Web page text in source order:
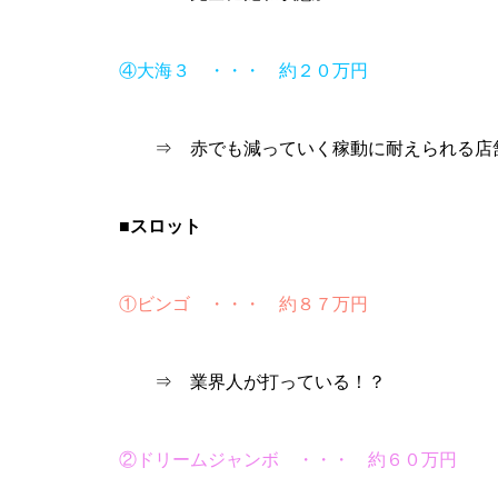
物件視察
④大海３ ・・・ 約２０万円
⇒ 赤でも減っていく稼動に耐えられる店
■スロット
①ビンゴ ・・・ 約８７万円
⇒ 業界人が打っている！？
②ドリームジャンボ ・・・ 約６０万円